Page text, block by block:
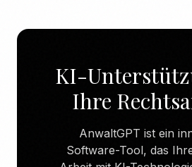
KI-
Ihre
AnwaltGPT ist ein
Software-Tool, das